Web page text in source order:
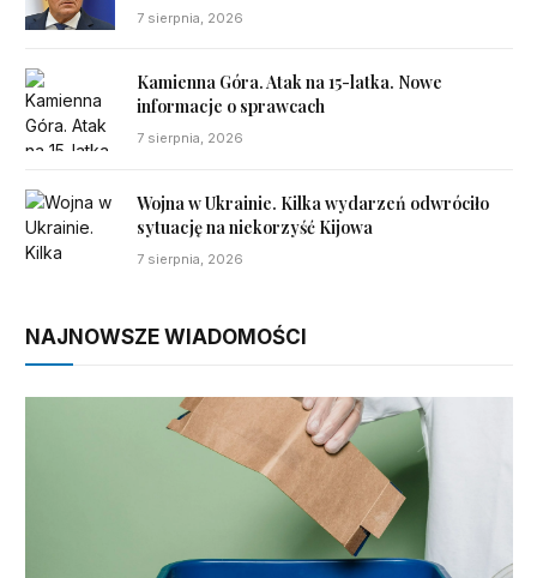
7 sierpnia, 2026
Kamienna Góra. Atak na 15-latka. Nowe
informacje o sprawcach
7 sierpnia, 2026
Wojna w Ukrainie. Kilka wydarzeń odwróciło
sytuację na niekorzyść Kijowa
7 sierpnia, 2026
NAJNOWSZE WIADOMOŚCI